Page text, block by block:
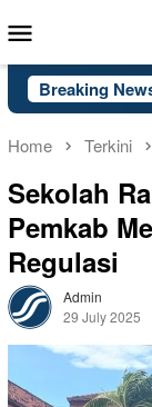
to
Menu
Breaking
Duty: Black Ops
Home Terkini
Sekolah
Pemkab
Regulasi
Admin
29 July 2025